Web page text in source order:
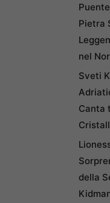
Pietra
nel
Sveti
Canta
della